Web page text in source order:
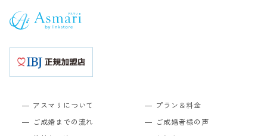
アスマリについて
ご成婚までの流れ
プラン＆料金
ご成婚者様の声